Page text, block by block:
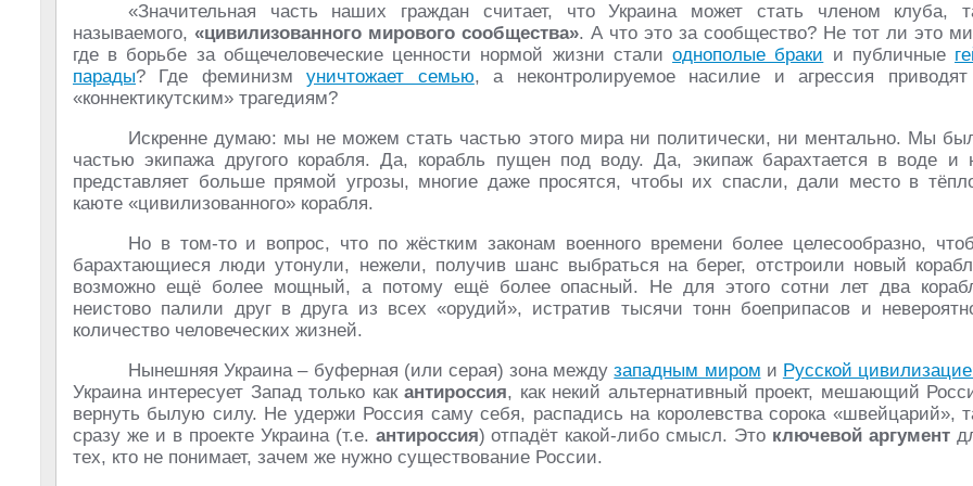
«Значительная часть наших граждан считает, что Украина может стать членом клуба,
называемого, «цивилизованного мирового сообщества». А что это за сообщество? Не тот ли это
где в борьбе за общечеловеческие ценности нормой жизни сталиоднополые браки и публичные
парады? Где феминизмуничтожает семью, а неконтролируемое насилие и агрессия
«коннектикутским» трагедиям?
Искренне думаю: мы не можем стать частью этого мира ни политически, ни ментально. Мы
частью экипажа другого корабля. Да, корабль пущен под воду. Да, экипаж барахтается в воде и
представляет больше прямой угрозы, многие даже просятся, чтобы их спасли, дали место в
каюте «цивилизованного» корабля.
Но в том-то и вопрос, что по жёстким законам военного времени более целесообразно,
барахтающиеся люди утонули, нежели, получив шанс выбраться на берег, отстроили новый
возможно ещё более мощный, а потому ещё более опасный. Не для этого сотни лет два
неистово палили друг в друга из всех «орудий», истратив тысячи тонн боеприпасов и
количество человеческих жизней.
Нынешняя Украина – буферная (или серая) зона междузападным миром и Русской
Украина интересует Запад только какантироссия, как некий альтернативный проект, мешающий
вернуть былую силу. Не удержи Россия саму себя, распадись на королевства сорока «швейцарий»,
сразу же и в проекте Украина (т.е. антироссия) отпадёт какой-либо смысл. Это ключевой аргумент
тех, кто не понимает, зачем же нужно существование России.